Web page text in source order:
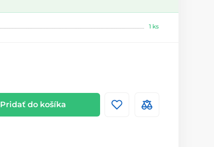
1 ks
Pridať do košíka